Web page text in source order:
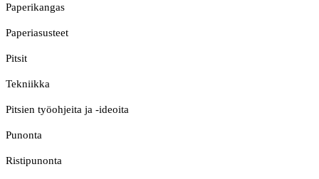
Paperikangas
Paperiasusteet
Pitsit
Tekniikka
Pitsien työohjeita ja -ideoita
Punonta
Ristipunonta